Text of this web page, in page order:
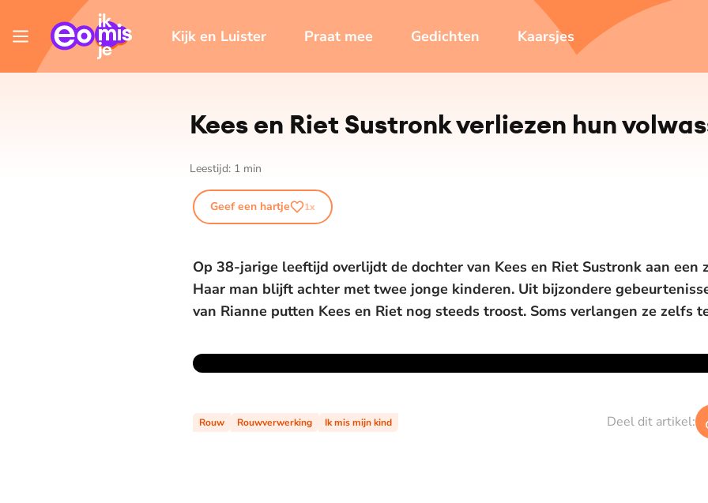
Kijk en Luister Praat mee Gedichten Kaarsjes
Kees en Riet Sustronk verliezen hun
Leestijd: 1 min
Geef een hartje 1x
Op 38-jarige leeftijd overlijdt de dochter van Kees en Riet Sustronk aan een
Haar man blijft achter met twee jonge kinderen. Uit bijzondere
van Rianne putten Kees en Riet nog steeds troost. Soms verlangen ze zelfs
Rouw Rouwverwerking Ik mis mijn kind Deel dit artikel: